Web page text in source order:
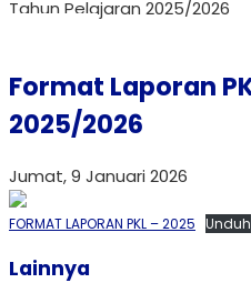
Tahun Pelajaran 2025/2026
Format Laporan
2025/2026
Jumat, 9 Januari 2026
FORMAT LAPORAN PKL – 2025 Unduh
Lainnya